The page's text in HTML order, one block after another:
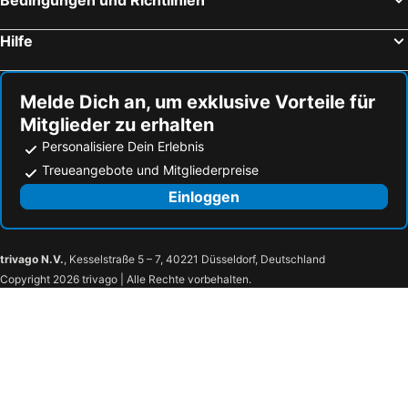
Hilfe
Melde Dich an, um exklusive Vorteile für
Mitglieder zu erhalten
Personalisiere Dein Erlebnis
Treueangebote und Mitgliederpreise
Einloggen
trivago N.V., Kesselstraße 5 – 7, 40221 Düsseldorf, Deutschland
Copyright 2026 trivago | Alle Rechte vorbehalten.